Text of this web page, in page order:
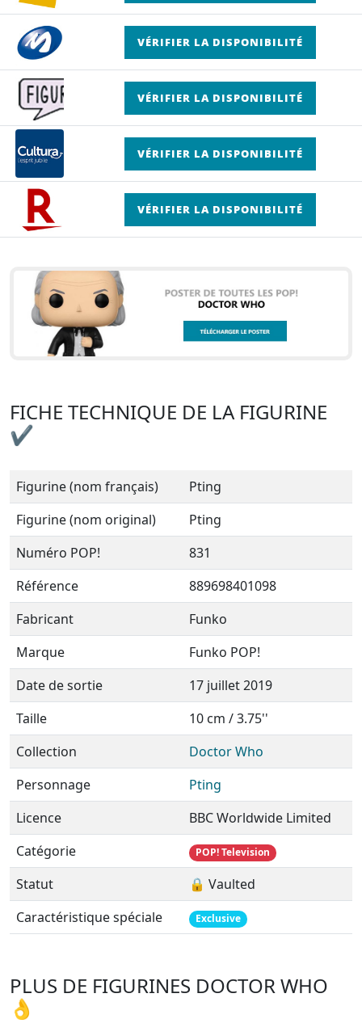
VÉRIFIER LA DISPONIBILITÉ
VÉRIFIER LA DISPONIBILITÉ
VÉRIFIER LA DISPONIBILITÉ
VÉRIFIER LA DISPONIBILITÉ
FICHE TECHNIQUE DE LA FIGURINE
✔
Figurine (nom français)
Pting
Figurine (nom original)
Pting
Numéro POP!
831
Référence
889698401098
Fabricant
Funko
Marque
Funko POP!
Date de sortie
17 juillet 2019
Taille
10 cm / 3.75''
Collection
Doctor Who
Personnage
Pting
Licence
BBC Worldwide Limited
Catégorie
POP! Television
Statut
🔒 Vaulted
Caractéristique spéciale
Exclusive
PLUS DE FIGURINES DOCTOR WHO
👌